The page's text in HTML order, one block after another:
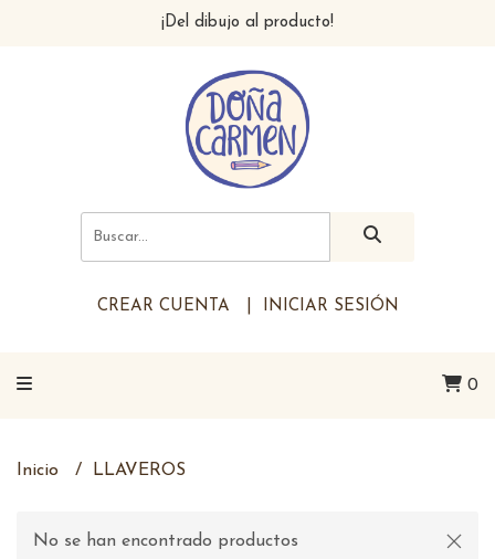
¡Del dibujo al producto!
CREAR CUENTA INICIAR SESIÓN
0
Inicio LLAVEROS
No se han encontrado productos